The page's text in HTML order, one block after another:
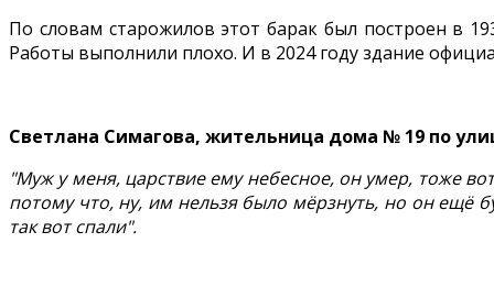
По словам старожилов этот барак был построен в
Работы выполнили плохо. И в 2024 году здание
Светлана Симагова, жительница дома № 19 по
"Муж у меня, царствие ему небесное, он умер, тоже
потому что, ну, им нельзя было мёрзнуть, но он ещё
так вот спали".